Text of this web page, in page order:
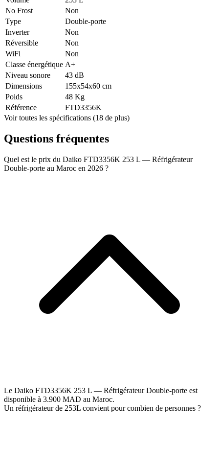
No Frost
Non
Type
Double-porte
Inverter
Non
Réversible
Non
WiFi
Non
Classe énergétique A+
Niveau sonore
43 dB
Dimensions
155x54x60 cm
Poids
48 Kg
Référence
FTD3356K
Voir toutes les spécifications (18 de plus)
Questions fréquentes
Quel est le prix du Daiko FTD3356K 253 L — Réfrigérateur
Double-porte au Maroc en 2026 ?
Le Daiko FTD3356K 253 L — Réfrigérateur Double-porte est
disponible à 3.900 MAD au Maroc.
Un réfrigérateur de 253L convient pour combien de personnes ?